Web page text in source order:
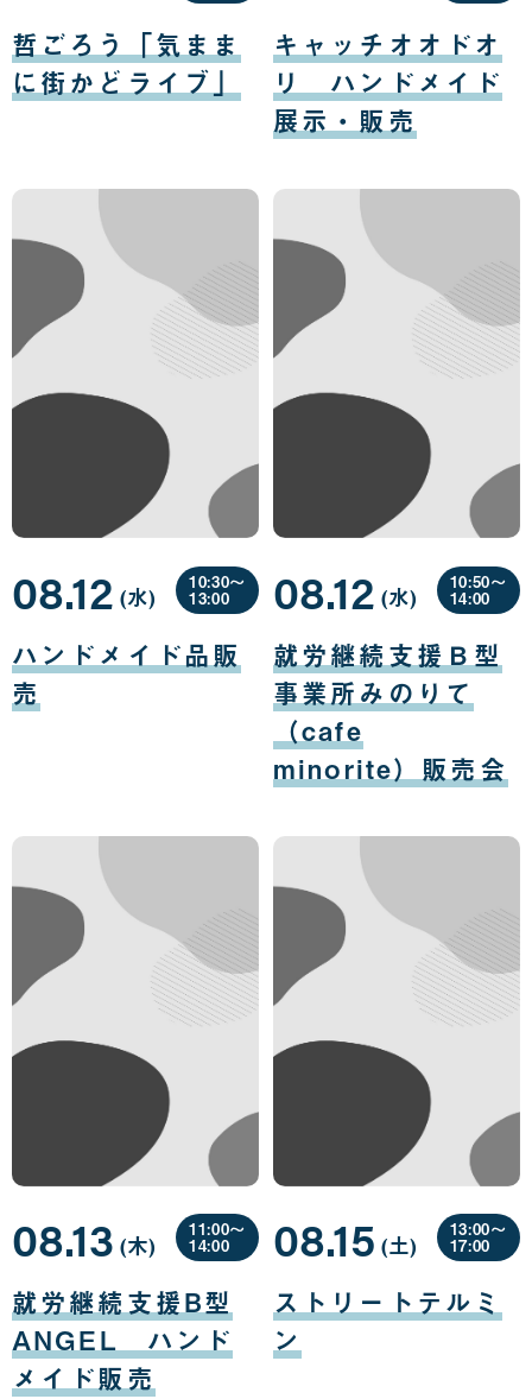
哲ごろう「気まま
に街かどライブ」
月
10
日
キャッチオオドオ
リ ハンドメイド
展示・販売
月
11
日
ハンドメイド品販
売
08.12
月
12
日
(水曜
日
)
10:30〜
13:00
就労継続支援Ｂ型
事業所みのりて
（cafe
minorite）販売会
08.12
月
12
日
(水曜
日
)
10:50〜
14:00
就労継続支援B型
ANGEL ハンド
メイド販売
08.13
月
13
日
(木曜
日
)
11:00〜
14:00
ストリートテルミ
ン
08.15
月
15
日
(土曜
日
)
13:00〜
17:00